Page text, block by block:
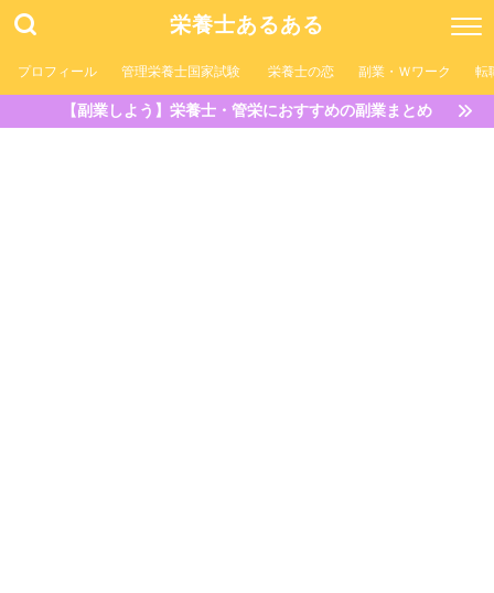
栄養士あるある
プロフィール 管理栄養士国家試験 栄養士の恋 副業・Ｗワーク 転
【副業しよう】栄養士・管栄におすすめの副業まとめ